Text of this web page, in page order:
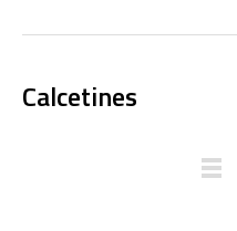
Calcetines